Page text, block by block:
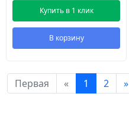
Купить в 1 клик
В корзину
Первая « 1 2 »